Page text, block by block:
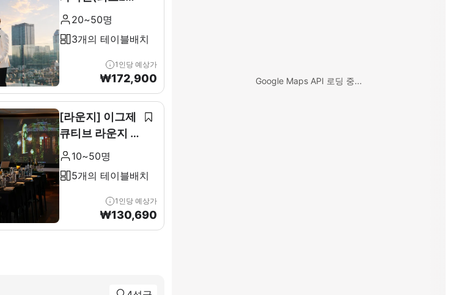
최대 50인)
20~50명
3개의 테이블배치
1인당 예상가
₩172,900
[라운지] 이그제
큐티브 라운지 &
테라스 전층(11F
10~50명
5개의 테이블배치
1인당 예상가
₩130,690
Google Maps API 로딩 중...